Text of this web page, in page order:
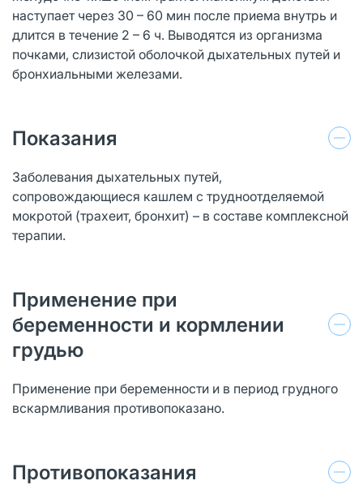
наступает через 30 – 60 мин после приема внутрь и
длится в течение 2 – 6 ч. Выводятся из организма
почками, слизистой оболочкой дыхательных путей и
бронхиальными железами.
Показания
Заболевания дыхательных путей,
сопровождающиеся кашлем с трудноотделяемой
мокротой (трахеит, бронхит) – в составе комплексной
терапии.
Применение при
беременности и кормлении
грудью
Применение при беременности и в период грудного
вскармливания противопоказано.
Противопоказания